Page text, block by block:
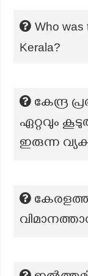
Who was
Kerala?
കേന്ദ്ര
ഏറ്റവും
ഇരുന്ന